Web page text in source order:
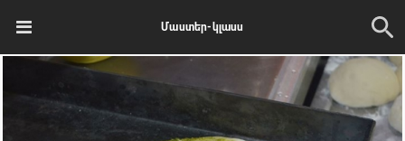
Մաստեր-կլասս